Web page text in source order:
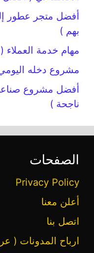
بهم )
مهام خدمة العملاء ( 13 لا بد أن تعرفهم )
مشروع دخله اليومي 3000 ( 15 فكرة
ناجحة )
الصفحات
Privacy Policy
أعلن معنا
اتصل بنا
ارباح المدونات (